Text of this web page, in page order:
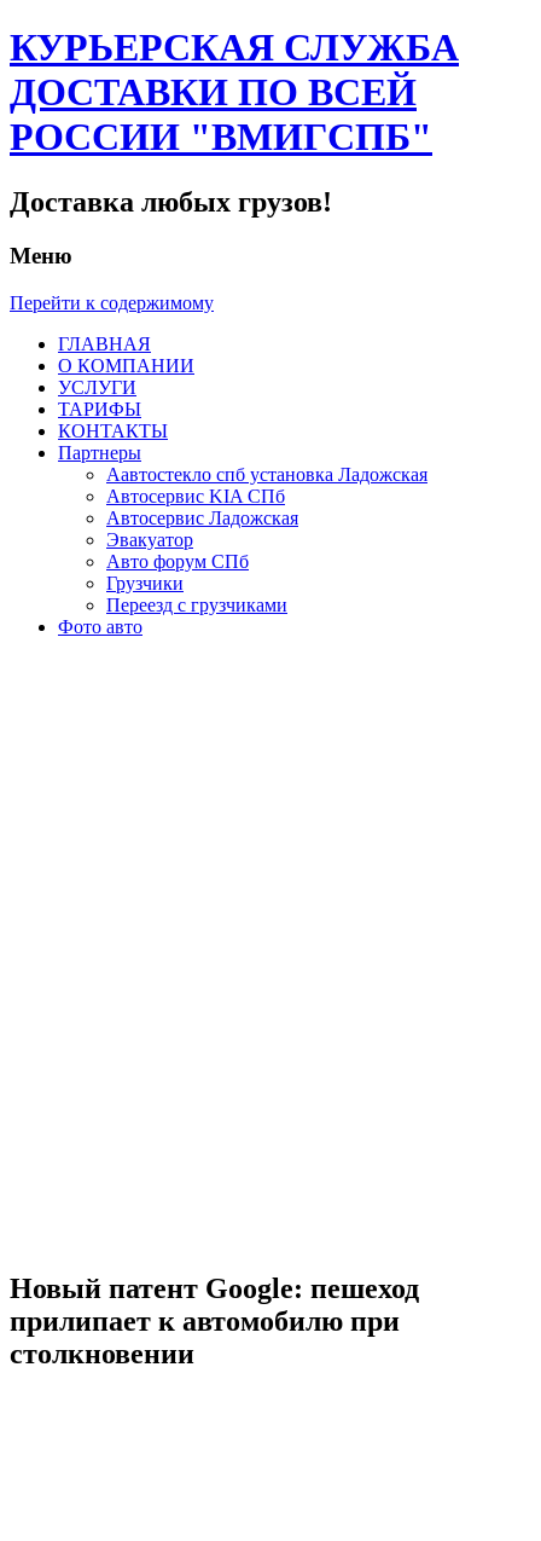
КУРЬЕРСКАЯ СЛУЖБА
ДОСТАВКИ ПО ВСЕЙ
РОССИИ "ВМИГСПБ"
Доставка любых грузов!
Меню
Перейти к содержимому
ГЛАВНАЯ
О КОМПАНИИ
УСЛУГИ
ТАРИФЫ
КОНТАКТЫ
Партнеры
Аавтостекло спб установка Ладожская
Автосервис KIA СПб
Автосервис Ладожская
Эвакуатор
Авто форум СПб
Грузчики
Переезд с грузчиками
Фото авто
Новый патент Google: пешеход
прилипает к автомобилю при
столкновении